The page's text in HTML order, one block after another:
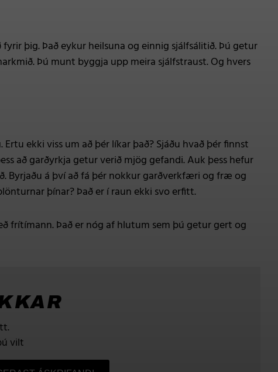
þig. Það eykur heilsuna og einnig sjálfsálitið. Þú getur
Þú munt byggja upp meira sjálfstraust. Og hvers
ekki viss um að þér líkar það? Sjáðu hvað þér finnst
að garðyrkja getur verið mjög gefandi. Auk þess hefur
Byrjaðu á því að fá þér nokkur garðverkfæri og fræ og
þínar? Það er í raun ekki svo erfitt.
frítímann. Það er nóg af hlutum sem þú getur gert og
vilt